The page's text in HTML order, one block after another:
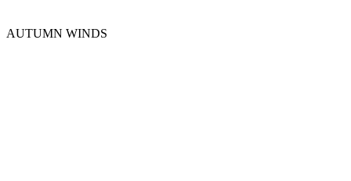
AUTUMN WINDS